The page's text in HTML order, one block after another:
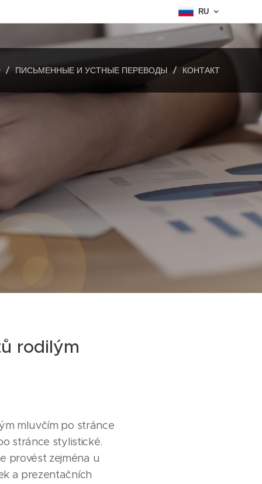
RU
ПИСЬМЕННЫЕ И УСТНЫЕ ПЕРЕВОДЫ КОНТАКТ
rodilým
mluvčím po stránce
stránce stylistické.
provést zejména u
a prezentačních